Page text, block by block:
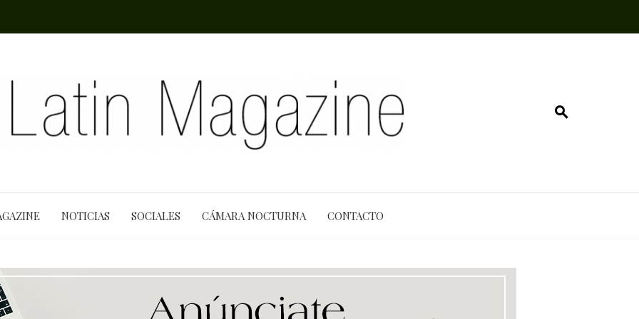
NOTICIAS SOCIALES CÁMARA NOCTURNA CONTACTO